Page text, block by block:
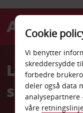
Welcome
AvisLeiebil
sentrum
Cookie
Vi benytter
skreddersydde
forbedre
deler også data
analysepartnere
våre